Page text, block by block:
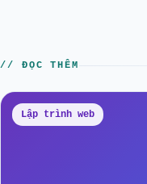
// ĐỌC THÊM
Lập trình web